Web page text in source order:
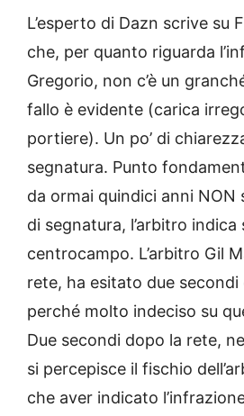
L’esperto di Dazn scrive su
che, per quanto riguarda
Gregorio, non c’è un
fallo è evidente (carica
portiere). Un po’ di
segnatura. Punto
da ormai quindici anni NON
di segnatura, l’arbitro indica
centrocampo. L’arbitro Gil
rete, ha esitato due
perché molto indeciso su
Due secondi dopo la rete,
si percepisce il fischio
che aver indicato